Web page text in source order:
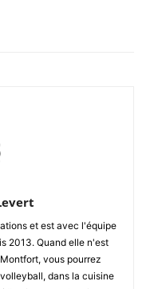
et est avec l'équipe
2013. Quand elle n'est
vous pourrez
dans la cuisine